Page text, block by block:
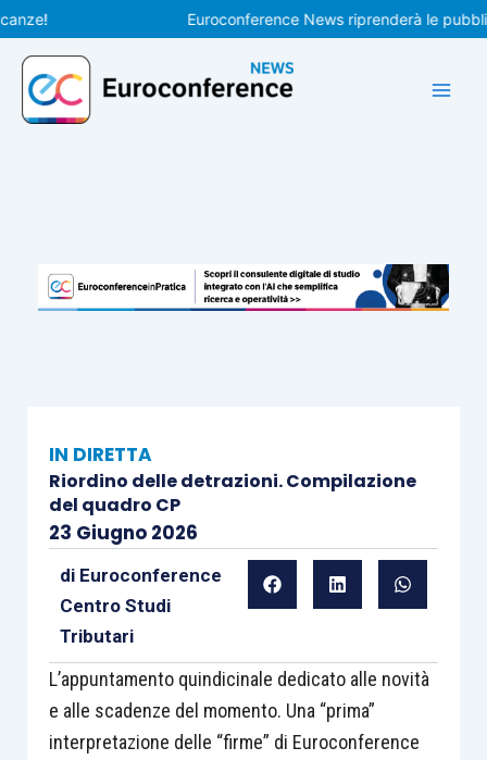
Vai
al
contenuto
Euroconference News riprenderà le
IN DIRETTA
Riordino delle detrazioni. Compilazione
del quadro CP
23 Giugno 2026
di Euroconference
Centro Studi
Tributari
L’appuntamento quindicinale dedicato alle novità
e alle scadenze del momento. Una “prima”
interpretazione delle “firme” di Euroconference